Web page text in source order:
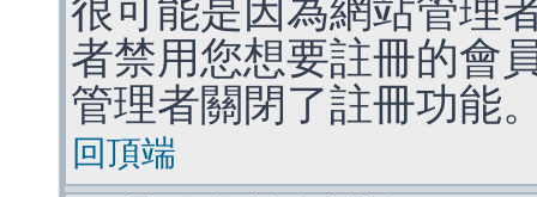
很可能是因為網站管理
者禁用您想要註冊的會
管理者關閉了註冊功能
回頂端